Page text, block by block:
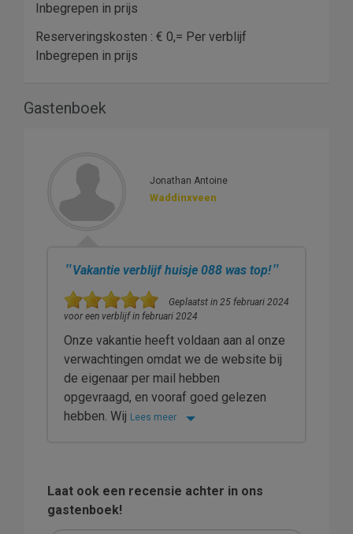
Inbegrepen in prijs
Reserveringskosten : € 0,= Per verblijf
Inbegrepen in prijs
Gastenboek
Jonathan Antoine
Waddinxveen
"Vakantie verblijf huisje 088 was top!"
Geplaatst in 25 februari 2024
voor een verblijf in februari 2024
Onze vakantie heeft voldaan aan al onze
verwachtingen omdat we de website bij
de eigenaar per mail hebben
opgevraagd, en vooraf goed gelezen
hebben. Wij Lees meer
Laat ook een recensie achter in ons
gastenboek!